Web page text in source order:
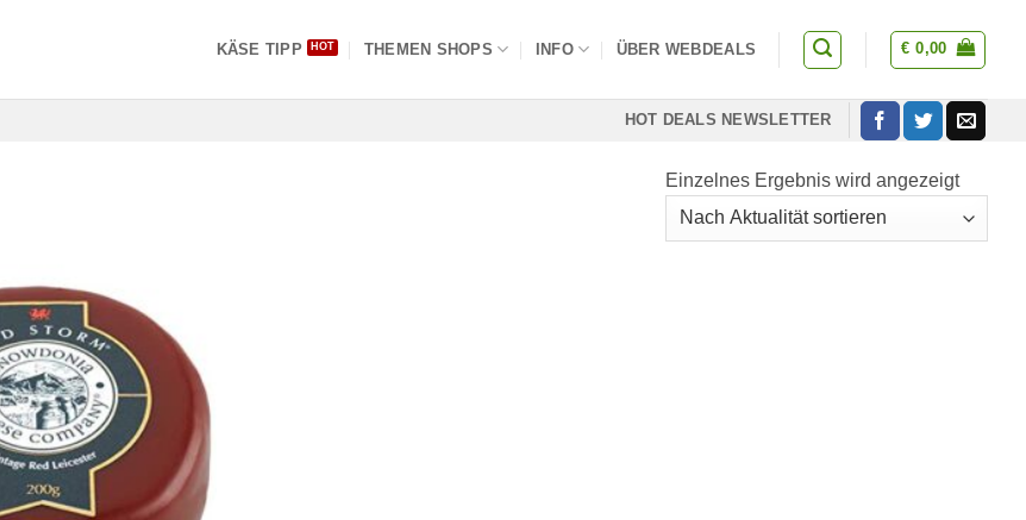
KÄSE TIPP THEMEN SHOPS INFO ÜBER WEBDEALS € 0,00
HOT DEALS NEWSLETTER
Einzelnes Ergebnis wird angezeigt